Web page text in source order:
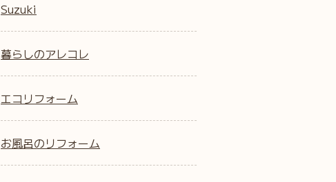
Suzuki
暮らしのアレコレ
エコリフォーム
お風呂のリフォーム